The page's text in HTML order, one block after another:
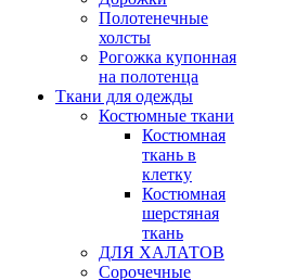
Полотенечные
холсты
Рогожка купонная
на полотенца
Ткани для одежды
Костюмные ткани
Костюмная
ткань в
клетку
Костюмная
шерстяная
ткань
ДЛЯ ХАЛАТОВ
Сорочечные